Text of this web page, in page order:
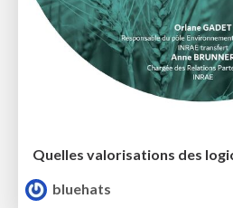
bluehats